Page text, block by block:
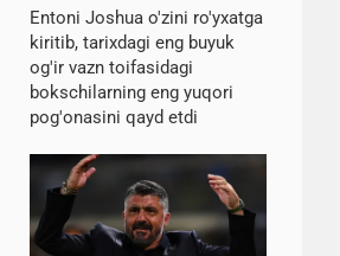
Entoni Joshua o'zini ro'yxatga
kiritib, tarixdagi eng buyuk
og'ir vazn toifasidagi
bokschilarning eng yuqori
pog'onasini qayd etdi